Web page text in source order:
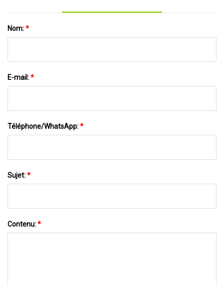
Nom:*
E-mail:*
Téléphone/WhatsApp:*
Sujet:*
Contenu:*